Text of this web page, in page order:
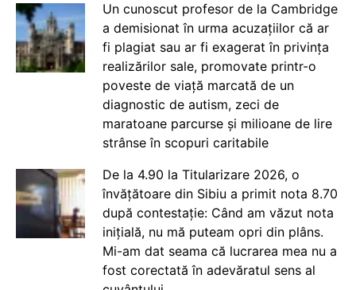
Un cunoscut profesor de la Cambridge
a demisionat în urma acuzațiilor că ar
fi plagiat sau ar fi exagerat în privința
realizărilor sale, promovate printr-o
poveste de viață marcată de un
diagnostic de autism, zeci de
maratoane parcurse și milioane de lire
strânse în scopuri caritabile
De la 4.90 la Titularizare 2026, o
învățătoare din Sibiu a primit nota 8.70
după contestație: Când am văzut nota
inițială, nu mă puteam opri din plâns.
Mi-am dat seama că lucrarea mea nu a
fost corectată în adevăratul sens al